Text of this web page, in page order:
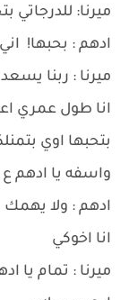
ميرنا: للدرجاتي
ادهم : بحبها!
ميرنا : ربنا
انا طول عمري
بتحبها اوي
واسفه يا ادهم
ادهم : ولا يهمك
انا اخوكي
ميرنا : تمام يا